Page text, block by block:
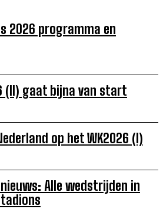
2026 programma en
(II) gaat bijna van start
op het WK2026 (I)
nieuws: Alle wedstrijden in